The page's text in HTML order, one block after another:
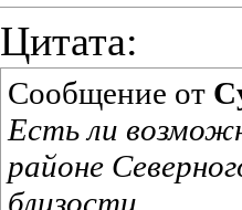
Цитата:
Сообщение от
Есть ли
районе
близости...